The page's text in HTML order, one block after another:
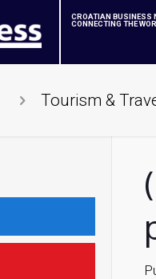
CROATIAN BUSINESS
CONNECTING THE
Tourism &